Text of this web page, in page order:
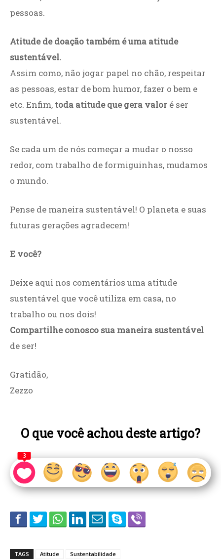
pessoas.
Atitude de doação também é uma atitude
sustentável.
Assim como, não jogar papel no chão, respeitar
as pessoas, estar de bom humor, fazer o bem e
etc. Enfim, toda atitude que gera valor é ser
sustentável.
Se cada um de nós começar a mudar o nosso
redor, com trabalho de formiguinhas, mudamos
o mundo.
Pense de maneira sustentável! O planeta e suas
futuras gerações agradecem!
E você?
Deixe aqui nos comentários uma atitude
sustentável que você utiliza em casa, no
trabalho ou nos dois!
Compartilhe conosco sua maneira sustentável
de ser!
Gratidão,
Zezzo
O que você achou deste artigo?
3
TAGS Atitude Sustentabilidade